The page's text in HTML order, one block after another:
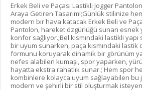
Erkek Beli ve Paçası Lastikli Jogger Pantolon
Araya Getiren Tasarım!;Günlük stilinize
modern bir hava katacak Erkek Beli ve
Pantolon, hareket özgürlüğü sunan esnek
konfor sağlıyor.;Bel kısmındaki lastikli
bir uyum sunarken, paça kısmındaki lastik
formunu koruyarak dinamik bir görünüm
nefes alabilen kumaşı, spor yaparken,
hayatta ekstra rahatlık sunar.; Hem spor
kombinlere kolayca uyum sağlayabilen bu
modern ve şehirli bir stil oluşturmak